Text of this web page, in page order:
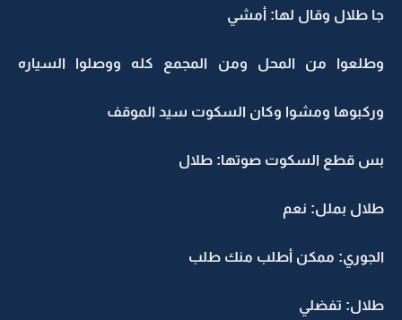
جا طلال وقال لها: أمشي
وطلعوا من المحل ومن المجمع كله ووصلوا السياره
وركبوها ومشوا وكان السكوت سيد الموقف
بس قطع السكوت صوتها: طلال
طلال بملل: نعم
الجوري: ممكن أطلب منك طلب
طلال: تفضلي